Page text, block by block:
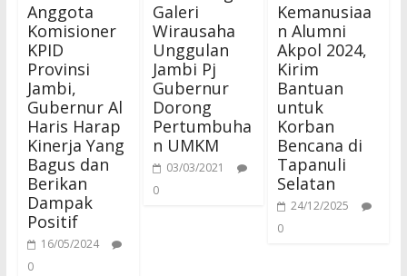
Anggota
Komisioner
KPID
Provinsi
Jambi,
Gubernur Al
Haris Harap
Kinerja Yang
Bagus dan
Berikan
Dampak
Positif
16/05/2024
0
Galeri
Wirausaha
Unggulan
Jambi Pj
Gubernur
Dorong
Pertumbuha
n UMKM
03/03/2021
0
Kemanusiaa
n Alumni
Akpol 2024,
Kirim
Bantuan
untuk
Korban
Bencana di
Tapanuli
Selatan
24/12/2025
0